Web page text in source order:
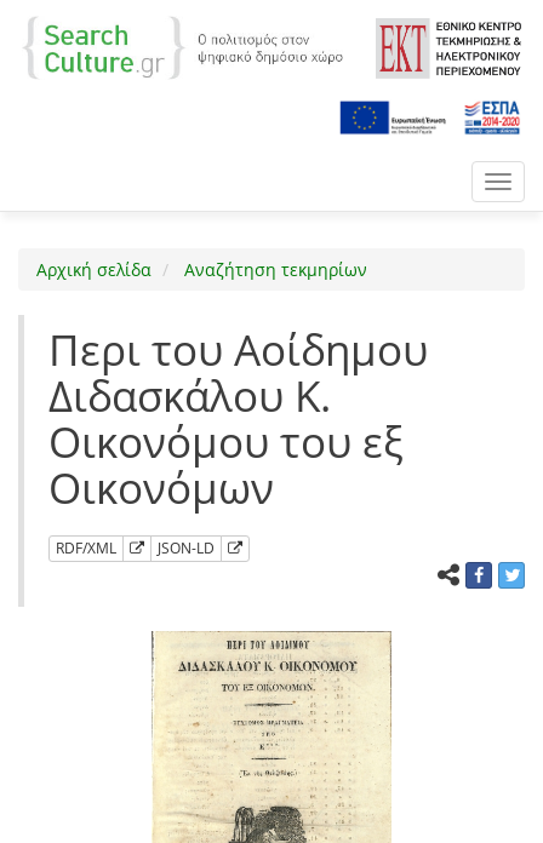
Αρχική σελίδα Αναζήτηση τεκμηρίων
Περι του Αοίδημου
Διδασκάλου Κ.
Οικονόμου του εξ
Οικονόμων
RDF/XML JSON-LD